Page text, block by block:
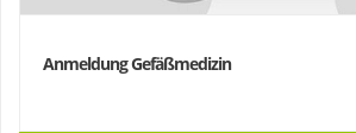
Anmeldung Gefäßmedizin